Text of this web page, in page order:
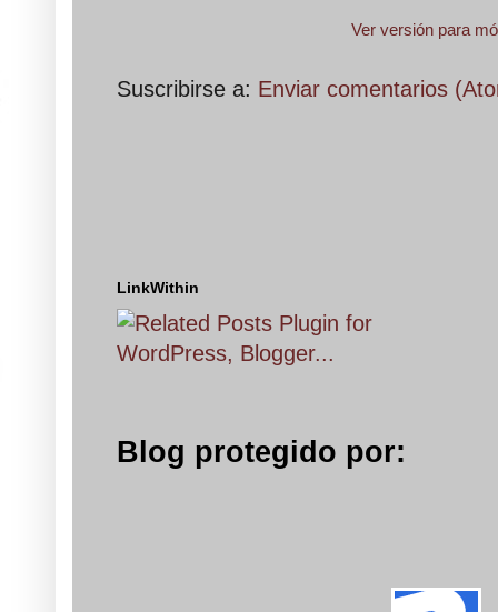
Ver versión para
Suscribirse a: Enviar comentarios
LinkWithin
Blog protegido por: